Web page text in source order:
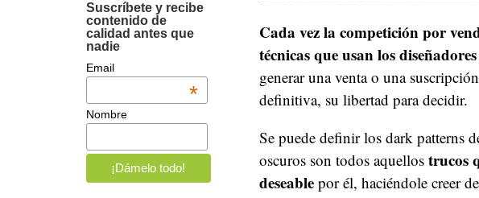
Cada vez la competición por
técnicas que usan los
generar una venta o una
definitiva, su libertad para decidir.
Se puede definir los dark patterns
oscuros son todos aquellos trucos
deseable por él, haciéndole creer
Suscríbete y recibe
contenido de
calidad antes que
nadie
Email
*
Nombre